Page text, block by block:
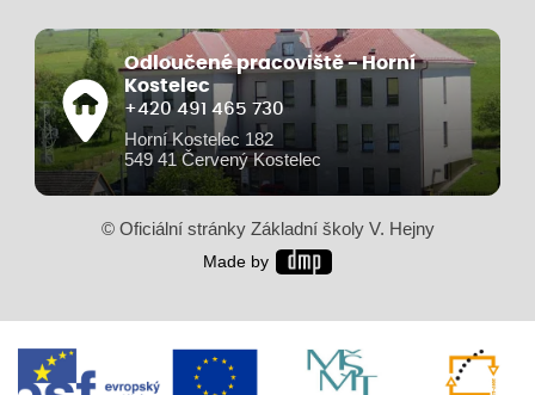
Odloučené pracoviště - Horní
Kostelec
+420 491 465 730
Horní Kostelec 182
549 41 Červený Kostelec
© Oficiální stránky Základní školy V. Hejny
Made by